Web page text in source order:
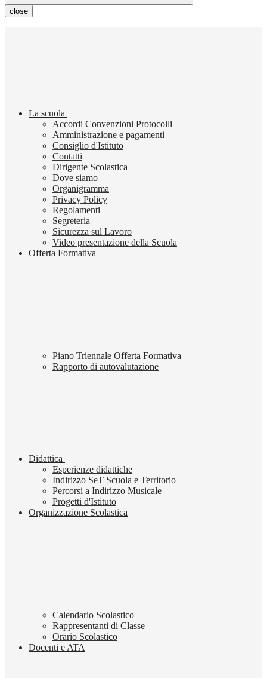
close
La scuola
Accordi Convenzioni Protocolli
Amministrazione e pagamenti
Consiglio d'Istituto
Contatti
Dirigente Scolastica
Dove siamo
Organigramma
Privacy Policy
Regolamenti
Segreteria
Sicurezza sul Lavoro
Video presentazione della Scuola
Offerta Formativa
Piano Triennale Offerta Formativa
Rapporto di autovalutazione
Didattica
Esperienze didattiche
Indirizzo SeT Scuola e Territorio
Percorsi a Indirizzo Musicale
Progetti d'Istituto
Organizzazione Scolastica
Calendario Scolastico
Rappresentanti di Classe
Orario Scolastico
Docenti e ATA